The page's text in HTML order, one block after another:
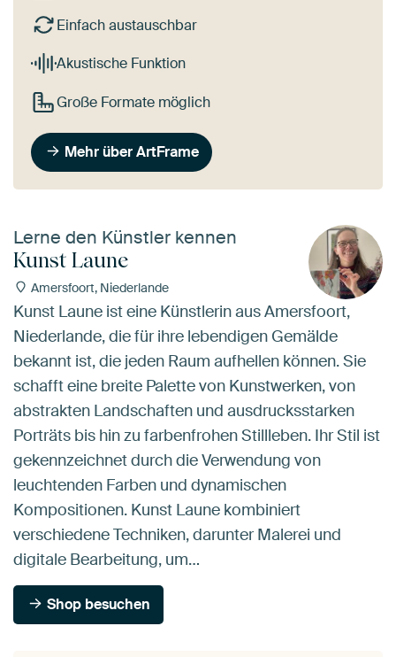
Einfach austauschbar
Akustische Funktion
Große Formate möglich
Mehr über ArtFrame
Lerne den Künstler kennen
Kunst Laune
Amersfoort, Niederlande
Kunst Laune ist eine Künstlerin aus Amersfoort,
Niederlande, die für ihre lebendigen Gemälde
bekannt ist, die jeden Raum aufhellen können. Sie
schafft eine breite Palette von Kunstwerken, von
abstrakten Landschaften und ausdrucksstarken
Porträts bis hin zu farbenfrohen Stillleben. Ihr Stil ist
gekennzeichnet durch die Verwendung von
leuchtenden Farben und dynamischen
Kompositionen. Kunst Laune kombiniert
verschiedene Techniken, darunter Malerei und
digitale Bearbeitung, um…
Shop besuchen